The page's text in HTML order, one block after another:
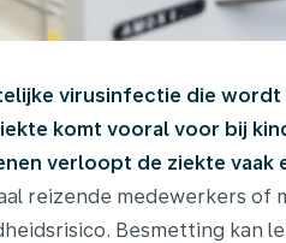
virusinfectie die
komt vooral voor bij
verloopt de ziekte
reizende medewerkers of
Besmetting kan